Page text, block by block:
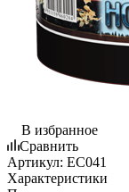
В избранное
Сравнить
Артикул: EC041
Характеристики